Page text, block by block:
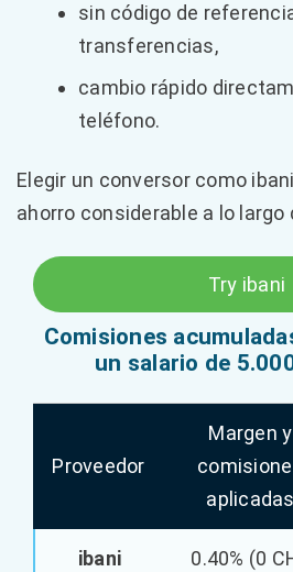
sin código de
transferencias,
cambio rápido
teléfono.
Elegir un conversor como
ahorro considerable a lo largo
Try ibani
Comisiones
un salario de
Proveedor
Margen y
aplicadas
ibani
0.40% (0